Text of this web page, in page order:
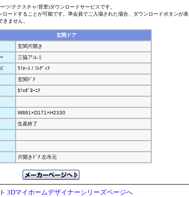
ツ/テクスチャ/背景)ダウンロードサービスです。
ードすることが可能です。準会員でご入場された場合、ダウンロードボタンが表
ません。
玄関ドア
玄関片開き
三協アルミ
ﾗﾌｫｰｽ / ﾌﾚﾃﾞｨｱ
玄関ﾄﾞｱ
ｶﾌｪﾎﾞﾛｰﾆｱ
W881×D171×H2330
生産終了
片開きﾄﾞｱ 左吊元
3Dマイホームデザイナーシリーズページへ